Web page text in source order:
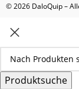
© 2026 DaloQuip –
Produktsuche